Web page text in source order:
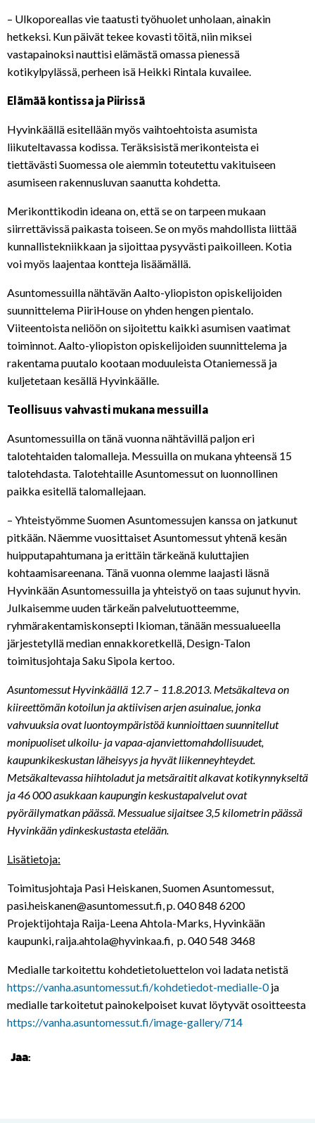
– Ulkoporeallas vie taatusti työhuolet unholaan, ainakin
hetkeksi. Kun päivät tekee kovasti töitä, niin miksei
vastapainoksi nauttisi elämästä omassa pienessä
kotikylpylässä, perheen isä Heikki Rintala kuvailee.
Elämää kontissa ja Piirissä
Hyvinkäällä esitellään myös vaihtoehtoista asumista
liikuteltavassa kodissa. Teräksisistä merikonteista ei
tiettävästi Suomessa ole aiemmin toteutettu vakituiseen
asumiseen rakennusluvan saanutta kohdetta.
Merikonttikodin ideana on, että se on tarpeen mukaan
siirrettävissä paikasta toiseen. Se on myös mahdollista liittää
kunnallistekniikkaan ja sijoittaa pysyvästi paikoilleen. Kotia
voi myös laajentaa kontteja lisäämällä.
Asuntomessuilla nähtävän Aalto-yliopiston opiskelijoiden
suunnittelema PiiriHouse on yhden hengen pientalo.
Viiteentoista neliöön on sijoitettu kaikki asumisen vaatimat
toiminnot. Aalto-yliopiston opiskelijoiden suunnittelema ja
rakentama puutalo kootaan moduuleista Otaniemessä ja
kuljetetaan kesällä Hyvinkäälle.
Teollisuus vahvasti mukana messuilla
Asuntomessuilla on tänä vuonna nähtävillä paljon eri
talotehtaiden talomalleja. Messuilla on mukana yhteensä 15
talotehdasta. Talotehtaille Asuntomessut on luonnollinen
paikka esitellä talomallejaan.
– Yhteistyömme Suomen Asuntomessujen kanssa on jatkunut
pitkään. Näemme vuosittaiset Asuntomessut yhtenä kesän
huipputapahtumana ja erittäin tärkeänä kuluttajien
kohtaamisareenana. Tänä vuonna olemme laajasti läsnä
Hyvinkään Asuntomessuilla ja yhteistyö on taas sujunut hyvin.
Julkaisemme uuden tärkeän palvelutuotteemme,
ryhmärakentamiskonsepti Ikioman, tänään messualueella
järjestetyllä median ennakkoretkellä, Design-Talon
toimitusjohtaja Saku Sipola kertoo.
Asuntomessut Hyvinkäällä 12.7 – 11.8.2013. Metsäkalteva on
kiireettömän kotoilun ja aktiivisen arjen asuinalue, jonka
vahvuuksia ovat luontoympäristöä kunnioittaen suunnitellut
monipuoliset ulkoilu- ja vapaa-ajanviettomahdollisuudet,
kaupunkikeskustan läheisyys ja hyvät liikenneyhteydet.
Metsäkaltevassa hiihtoladut ja metsäraitit alkavat kotikynnykseltä
ja 46 000 asukkaan kaupungin keskustapalvelut ovat
pyöräilymatkan päässä. Messualue sijaitsee 3,5 kilometrin päässä
Hyvinkään ydinkeskustasta etelään.
Lisätietoja:
Toimitusjohtaja Pasi Heiskanen, Suomen Asuntomessut,
pasi.heiskanen@asuntomessut.fi, p. 040 848 6200
Projektijohtaja Raija-Leena Ahtola-Marks, Hyvinkään
kaupunki,raija.ahtola@hyvinkaa.fi, p. 040 548 3468
Medialle tarkoitettu kohdetietoluettelon voi ladata netistä
https://vanha.asuntomessut.fi/kohdetiedot-medialle-0ja
medialle tarkoitetut painokelpoiset kuvat löytyvät osoitteesta
https://vanha.asuntomessut.fi/image-gallery/714
Jaa: